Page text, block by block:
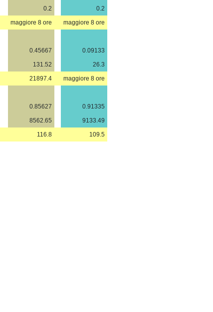
0.2
0.2
maggiore 8 ore maggiore 8 ore
0.45667
0.09133
131.52
26.3
21897.4 maggiore 8 ore
0.85627
0.91335
8562.65
9133.49
116.8 109.5